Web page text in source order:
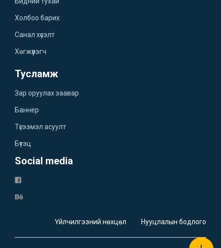
Холбоо барих
Санал хүсэлт
Хөгжүүлэгч
Тусламж
Зар оруулах заавар
Баннер
Түгээмэл асуулт
Бүтэц
Social media
Үйлчилгээний нөхцөл Нууцлалын бодлого